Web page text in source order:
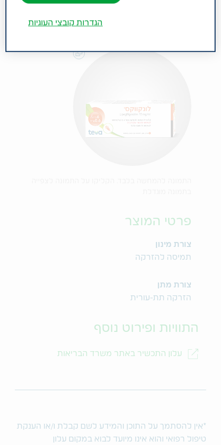
פרטי המוצר
צורת מינון
תמיסה להזרקה
צורת מתן
הזרקה תת-עורית
התוויות ופירוט נוסף
עלון התכשיר באתר משרד הבריאות
*אין להסתמך על התוכן והמידע לשם קבלת ו/או הענקת
טיפול רפואי והוא אינו מיועד לבוא במקום עלון
הגדרות קובצי העוגיות